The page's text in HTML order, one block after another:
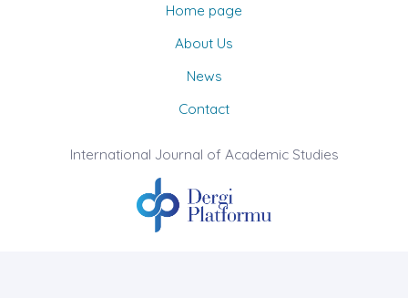
Home page
About Us
News
Contact
International Journal of Academic Studies